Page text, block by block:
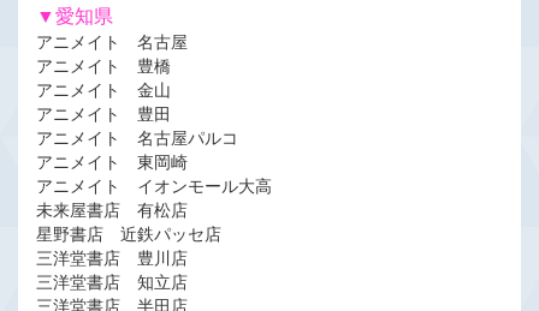
▼愛知県
アニメイト 名古屋
アニメイト 豊橋
アニメイト 金山
アニメイト 豊田
アニメイト 名古屋パルコ
アニメイト 東岡崎
アニメイト イオンモール大高
未来屋書店 有松店
星野書店 近鉄パッセ店
三洋堂書店 豊川店
三洋堂書店 知立店
三洋堂書店 半田店